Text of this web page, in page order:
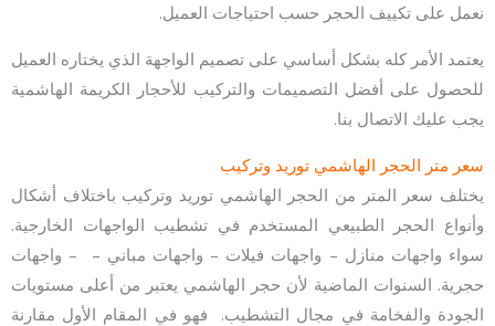
نعمل على تكييف الحجر حسب احتياجات العميل.
يعتمد الأمر كله بشكل أساسي على تصميم الواجهة الذي يختاره العميل
للحصول على أفضل التصميمات والتركيب للأحجار الكريمة الهاشمية
يجب عليك الاتصال بنا.
سعر متر الحجر الهاشمي توريد وتركيب
يختلف سعر المتر من الحجر الهاشمي توريد وتركيب باختلاف أشكال
وأنواع الحجر الطبيعي المستخدم في تشطيب الواجهات الخارجية.
سواء واجهات منازل – واجهات فيلات – واجهات مباني – – واجهات
حجرية. السنوات الماضية لأن حجر الهاشمي يعتبر من أعلى مستويات
الجودة والفخامة في مجال التشطيب. فهو في المقام الأول مقارنة